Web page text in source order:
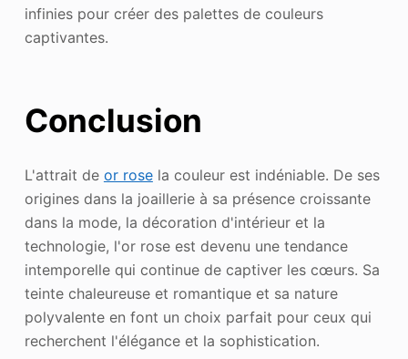
infinies pour créer des palettes de couleurs
captivantes.
Conclusion
L'attrait de or rosela couleur est indéniable. De ses
origines dans la joaillerie à sa présence croissante
dans la mode, la décoration d'intérieur et la
technologie, l'or rose est devenu une tendance
intemporelle qui continue de captiver les cœurs. Sa
teinte chaleureuse et romantique et sa nature
polyvalente en font un choix parfait pour ceux qui
recherchent l'élégance et la sophistication.